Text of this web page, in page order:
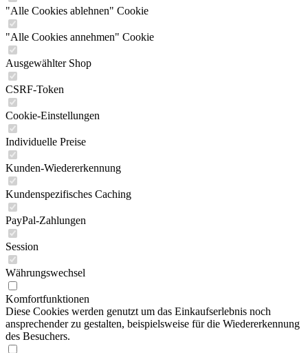
"Alle Cookies ablehnen" Cookie
"Alle Cookies annehmen" Cookie
Ausgewählter Shop
CSRF-Token
Cookie-Einstellungen
Individuelle Preise
Kunden-Wiedererkennung
Kundenspezifisches Caching
PayPal-Zahlungen
Session
Währungswechsel
Komfortfunktionen
Diese Cookies werden genutzt um das Einkaufserlebnis noch
ansprechender zu gestalten, beispielsweise für die Wiedererkennung
des Besuchers.